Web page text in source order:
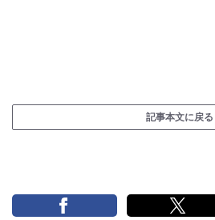
記事本文に戻る